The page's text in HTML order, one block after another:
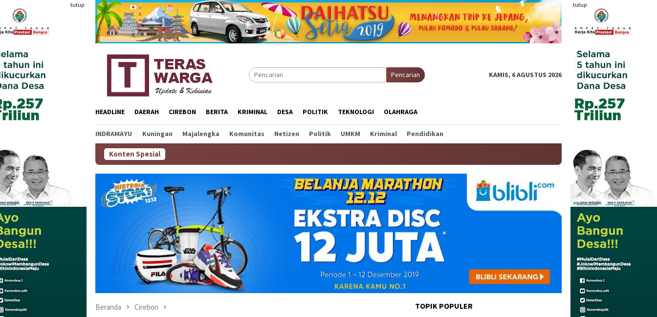
Loncat
konten
tutup tutup
Pencarian KAMIS, 6 AGUSTUS 2026
HEADLINE DAERAH CIREBON BERITA KRIMINAL DESA POLITIK TEKNOLOGI OLAHRAGA
INDRAMAYU Kuningan Majalengka Komunitas Netizen Politik UMKM Kriminal Pendidikan
Konten Spesial
Beranda Cirebon TOPIK POPULER